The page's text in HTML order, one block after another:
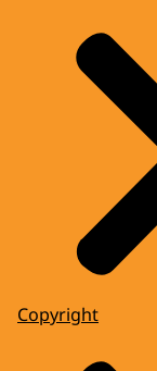
Copyright